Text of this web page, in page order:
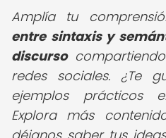
Amplía tu
entre sintaxis y
discurso
redes sociales. ¿Te
ejemplos prácticos
Explora más